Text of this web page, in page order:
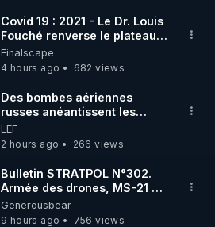
Covid 19 : 2021 - Le Dr. Louis
Fouché renverse le plateau
de CNews !
Finalscape
4 hours ago
682 views
Des bombes aériennes
russes anéantissent les
centres de contrôle de
drones de 3 brigades
ukrainienne
LEF
2 hours ago
266 views
Bulletin STRATPOL N°302.
Armée des drones, MS-21 en
série, missiles coréens.
07.08.2026.
Generousbear
9 hours ago
756 views